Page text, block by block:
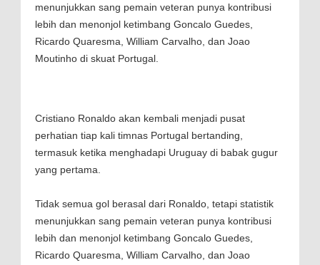
menunjukkan sang pemain veteran punya kontribusi
lebih dan menonjol ketimbang Goncalo Guedes,
Ricardo Quaresma, William Carvalho, dan Joao
Moutinho di skuat Portugal.
Cristiano Ronaldo akan kembali menjadi pusat
perhatian tiap kali timnas Portugal bertanding,
termasuk ketika menghadapi Uruguay di babak gugur
yang pertama.
Tidak semua gol berasal dari Ronaldo, tetapi statistik
menunjukkan sang pemain veteran punya kontribusi
lebih dan menonjol ketimbang Goncalo Guedes,
Ricardo Quaresma, William Carvalho, dan Joao